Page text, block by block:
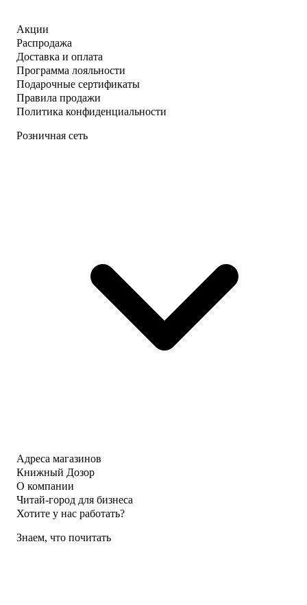
Акции
Распродажа
Доставка и оплата
Программа лояльности
Подарочные сертификаты
Правила продажи
Политика конфиденциальности
Розничная сеть
Адреса магазинов
Книжный Дозор
О компании
Читай-город для бизнеса
Хотите у нас работать?
Знаем, что почитать